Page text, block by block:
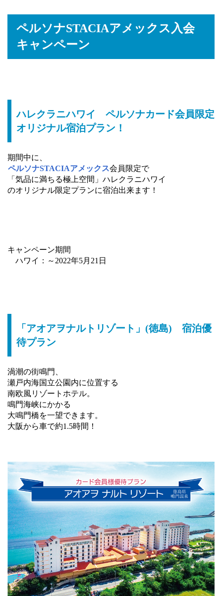
ペルソナSTACIAアメックス入会
キャンペーン
ハレクラニハワイ ペルソナカード会員限定
オリジナル宿泊プラン！
期間中に、
ペルソナSTACIAアメックス会員限定で
「気品に満ちる極上空間」ハレクラニハワイ
のオリジナル限定プランに宿泊出来ます！
キャンペーン期間
ハワイ：～2022年5月21日
「アオアヲナルトリゾート」(徳島) 宿泊優
待プラン
渦潮の街鳴門、
瀬戸内海国立公園内に位置する
南欧風リゾートホテル。
鳴門海峡にかかる
大鳴門橋を一望できます。
大阪から車で約1.5時間！